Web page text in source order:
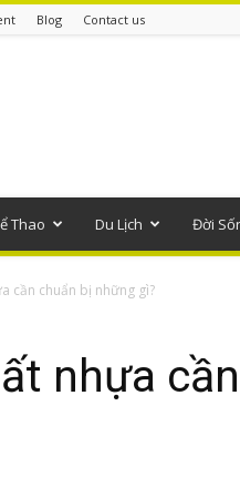
Blog Contact us
Thao Du Lịch Đời
cần chuẩn bị những gì?
nhựa